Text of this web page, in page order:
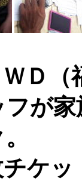
Ｄ
が
ケッ